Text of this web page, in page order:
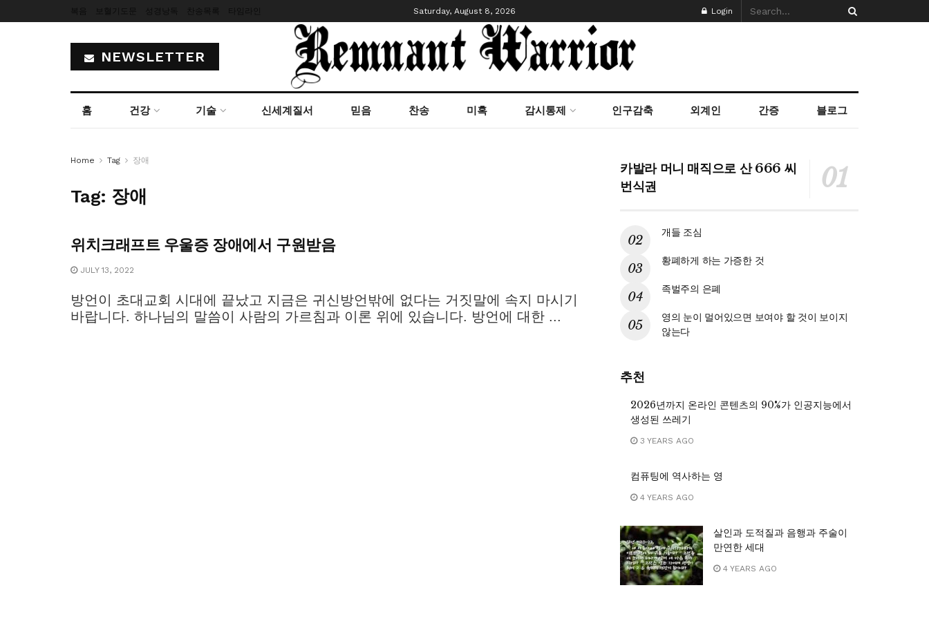
Saturday, August 8, 2026 Login
NEWSLETTER
홈 건강 기술 신세계질서 믿음 찬송 미혹 감시통제 인구감축 외계인 간증 블로그
Home Tag 장애
Tag: 장애
위치크래프트 우울증 장애에서 구원받음
JULY 13, 2022
방언이 초대교회 시대에 끝났고 지금은 귀신방언밖에 없다는 거짓말에 속지 마시기
바랍니다. 하나님의 말씀이 사람의 가르침과 이론 위에 있습니다. 방언에 대한 ...
카발라 머니 매직으로 산 666 씨
번식권
개들 조심
황폐하게 하는 가증한 것
족벌주의 은폐
영의 눈이 멀어있으면 보여야 할 것이 보이지
않는다
추천
2026년까지 온라인 콘텐츠의 90%가 인공지능에서
생성된 쓰레기
3 YEARS AGO
컴퓨팅에 역사하는 영
4 YEARS AGO
살인과 도적질과 음행과 주술이
만연한 세대
4 YEARS AGO